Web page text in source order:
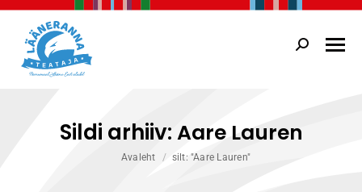
Search:
Sildi arhiiv: Aare Lauren
Avaleht silt: "Aare Lauren"